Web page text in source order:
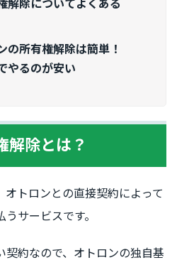
の所有権解除は簡単！
やるのが安い
解除とは？
トロンとの直接契約によって
サービスです。
契約なので、オトロンの独自基